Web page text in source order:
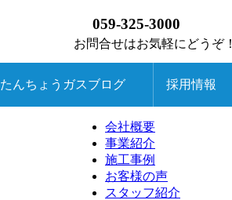
059-325-3000
お問合せはお気軽にどうぞ！
たんちょうガスブログ
ブログ
たんちょう通信
採用情報
会社概要
事業紹介
施工事例
お客様の声
スタッフ紹介